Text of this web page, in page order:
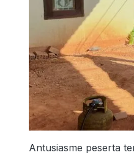
Antusiasme peserta